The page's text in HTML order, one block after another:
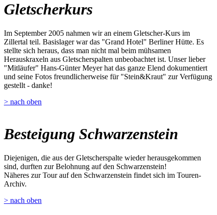
Gletscherkurs
Im September 2005 nahmen wir an einem Gletscher-Kurs im
Zillertal teil. Basislager war das "Grand Hotel" Berliner Hütte. Es
stellte sich heraus, dass man nicht mal beim mühsamen
Herauskraxeln aus Gletscherspalten unbeobachtet ist. Unser lieber
"Mitläufer" Hans-Günter Meyer hat das ganze Elend dokumentiert
und seine Fotos freundlicherweise für "Stein&Kraut" zur Verfügung
gestellt - danke!
> nach oben
Besteigung Schwarzenstein
Diejenigen, die aus der Gletscherspalte wieder herausgekommen
sind, durften zur Belohnung auf den Schwarzenstein!
Näheres zur Tour auf den Schwarzenstein findet sich im Touren-
Archiv.
> nach oben